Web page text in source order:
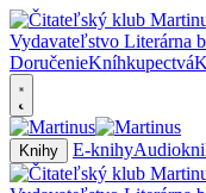
DoručenieKníhkupectvá
Knihy E-knihy